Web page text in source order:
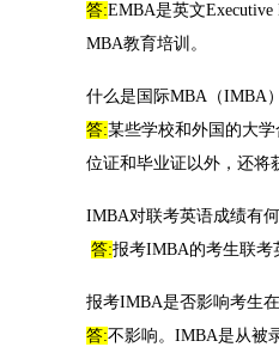
答:EMBA是英文
MBA教育培训。
什么是国际MBA（IMBA
答:某些学校和外国的大
位证和毕业证以外，还将
IMBA对联考英语成绩有
答:报考IMBA的考生联考
报考IMBA是否影响考生
答:不影响。IMBA是从被